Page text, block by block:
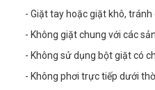
- Giặt tay hoặc giặt khô,
- Không giặt chung với các
- Không sử dụng bột giặt có
- Không phơi trực tiếp dưới